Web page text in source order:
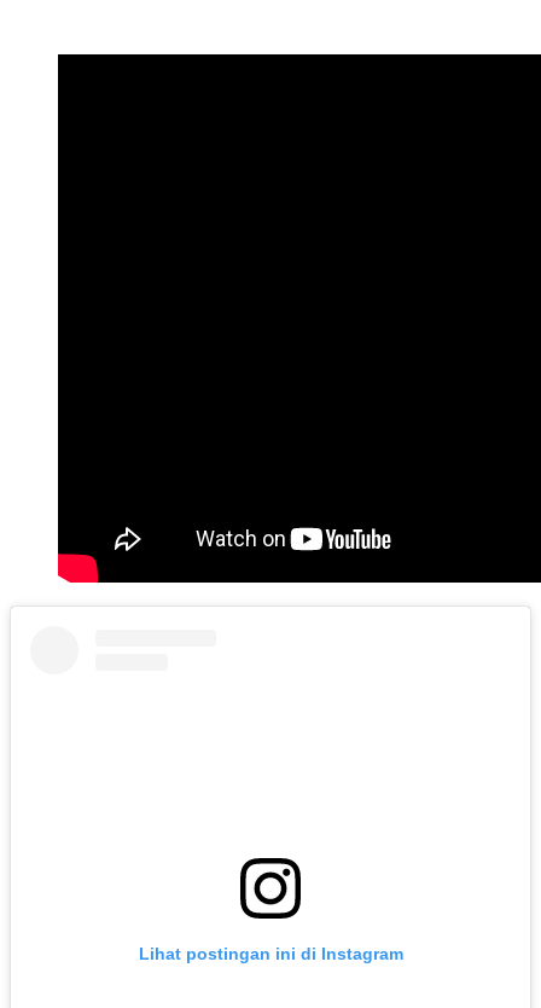
Lihat postingan ini di Instagram